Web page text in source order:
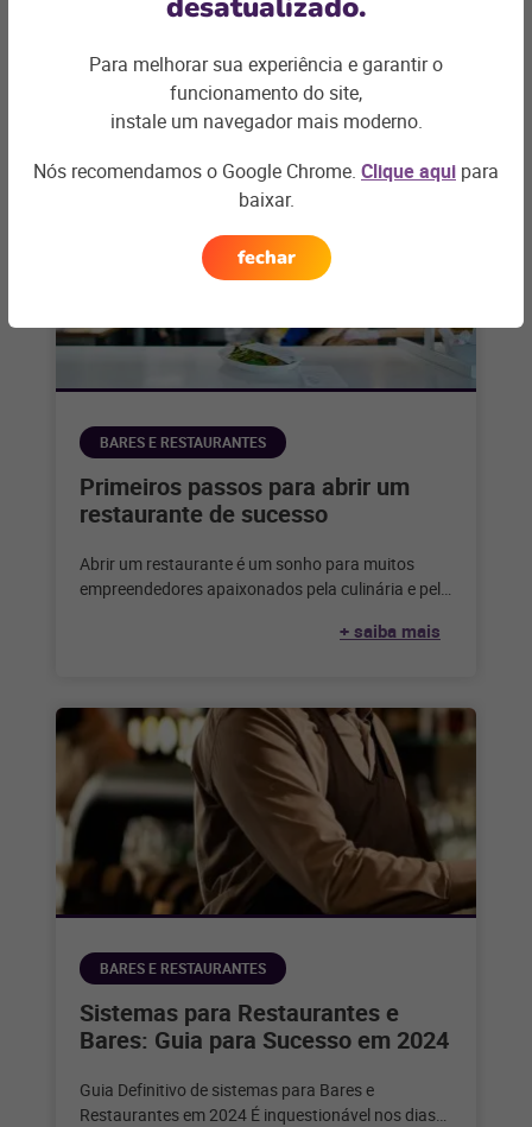
Artigos relacionados
BARES E RESTAURANTES
Primeiros passos para abrir um
restaurante de sucesso
Abrir um restaurante é um sonho para muitos
empreendedores apaixonados pela culinária e pelo
+ saiba mais
BARES E RESTAURANTES
Sistemas para Restaurantes e
Bares: Guia para Sucesso em 2024
Guia Definitivo de sistemas para Bares e
Restaurantes em 2024 É inquestionável nos dias
Para melhorar sua experiência e garantir o
funcionamento do site,
instale um navegador mais moderno.
Nós recomendamos o Google Chrome. Clique aqui para
baixar.
fechar